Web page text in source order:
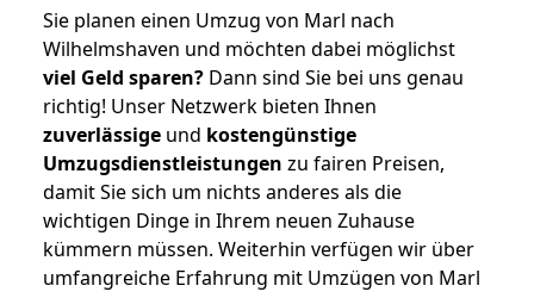
Sie planen einen Umzug von Marl nach
Wilhelmshaven und möchten dabei möglichst
viel Geld sparen? Dann sind Sie bei uns genau
richtig! Unser Netzwerk bieten Ihnen
zuverlässige und kostengünstige
Umzugsdienstleistungen zu fairen Preisen,
damit Sie sich um nichts anderes als die
wichtigen Dinge in Ihrem neuen Zuhause
kümmern müssen. Weiterhin verfügen wir über
umfangreiche Erfahrung mit Umzügen von Marl